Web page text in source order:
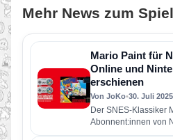
Mehr News zum Spiel
Mario Paint für
Online und
erschienen
Von JoKo•30. Juli 2025
Der SNES-Klassiker
Abonnent:innen von
spielbar – und das